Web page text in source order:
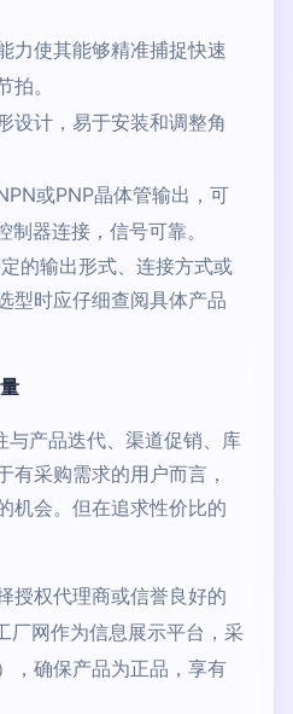
力使其能够精准捕捉快速
。
设计，易于安装和调整角
或PNP晶体管输出，可
器连接，信号可靠。
的输出形式、连接方式或
型时应仔细查阅具体产品
与产品迭代、渠道促销、库
有采购需求的用户而言，
机会。但在追求性价比的
授权代理商或信誉良好的
厂网作为信息展示平台，采
，确保产品为正品，享有